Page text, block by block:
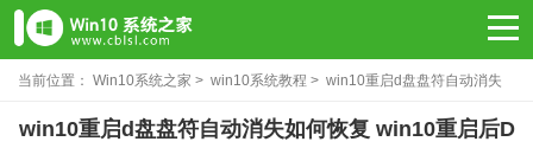
当前位置： Win10系统之家 > win10系统教程 > win10重启d盘盘符自动消失
如何恢复
win10重启d盘盘符自动消失如何恢复 win10重启后D